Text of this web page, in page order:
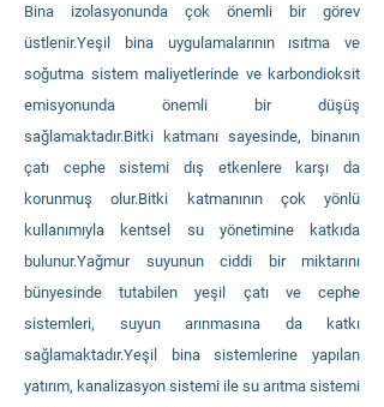
Bina izolasyonunda çok önemli bir görev
üstlenir.Yeşil bina uygulamalarının ısıtma ve
soğutma sistem maliyetlerinde ve karbondioksit
emisyonunda önemli bir düşüş
sağlamaktadır.Bitki katmanı sayesinde, binanın
çatı cephe sistemi dış etkenlere karşı da
korunmuş olur.Bitki katmanının çok yönlü
kullanımıyla kentsel su yönetimine katkıda
bulunur.Yağmur suyunun ciddi bir miktarını
bünyesinde tutabilen yeşil çatı ve cephe
sistemleri, suyun arınmasına da katkı
sağlamaktadır.Yeşil bina sistemlerine yapılan
yatırım, kanalizasyon sistemi ile su arıtma sistemi